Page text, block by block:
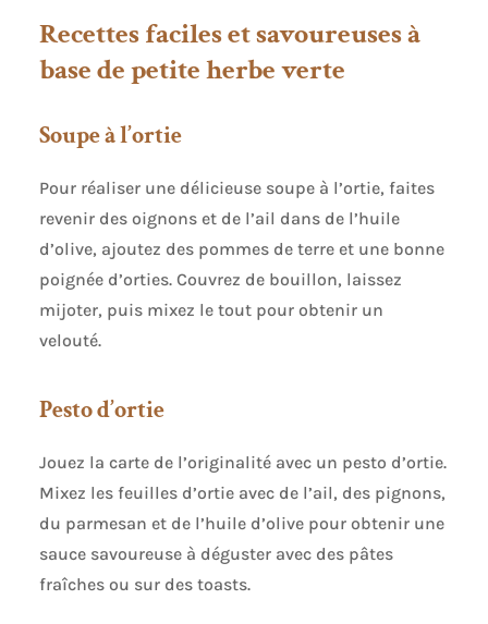
Recettes faciles et savoureuses à
base de petite herbe verte
Soupe à l’ortie
Pour réaliser une délicieuse soupe à l’ortie, faites
revenir des oignons et de l’ail dans de l’huile
d’olive, ajoutez des pommes de terre et une bonne
poignée d’orties. Couvrez de bouillon, laissez
mijoter, puis mixez le tout pour obtenir un
velouté.
Pesto d’ortie
Jouez la carte de l’originalité avec un pesto d’ortie.
Mixez les feuilles d’ortie avec de l’ail, des pignons,
du parmesan et de l’huile d’olive pour obtenir une
sauce savoureuse à déguster avec des pâtes
fraîches ou sur des toasts.